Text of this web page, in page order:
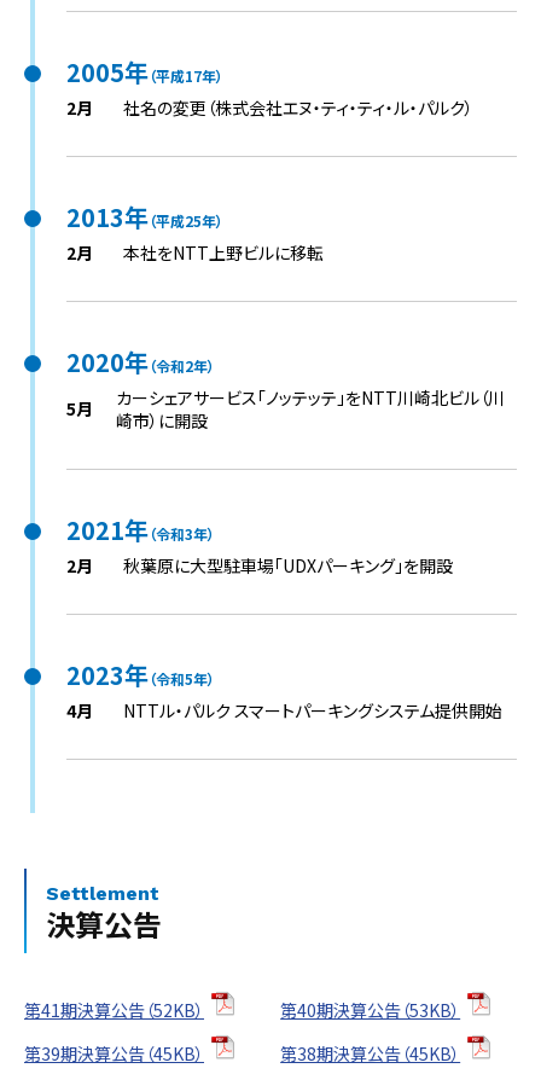
2005年（平成17年）
2月 社名の変更（株式会社エヌ・ティ・ティ・ル・パルク）
2013年（平成25年）
2月 本社をNTT上野ビルに移転
2020年（令和2年）
5月
カーシェアサービス「ノッテッテ」をNTT川崎北ビル（川
崎市）に開設
2021年（令和3年）
2月 秋葉原に大型駐車場「UDXパーキング」を開設
2023年（令和5年）
4月 NTTル・パルク スマートパーキングシステム提供開始
Settlement
決算公告
第41期決算公告（52KB）
第40期決算公告（53KB）
第39期決算公告（45KB）
第38期決算公告（45KB）